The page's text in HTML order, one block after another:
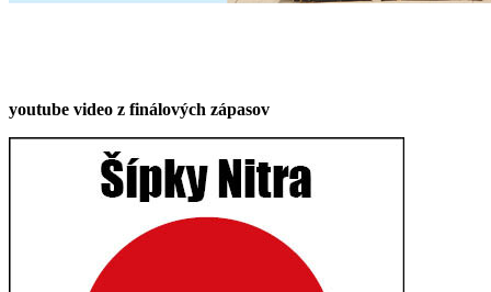
youtube video z finálových zápasov